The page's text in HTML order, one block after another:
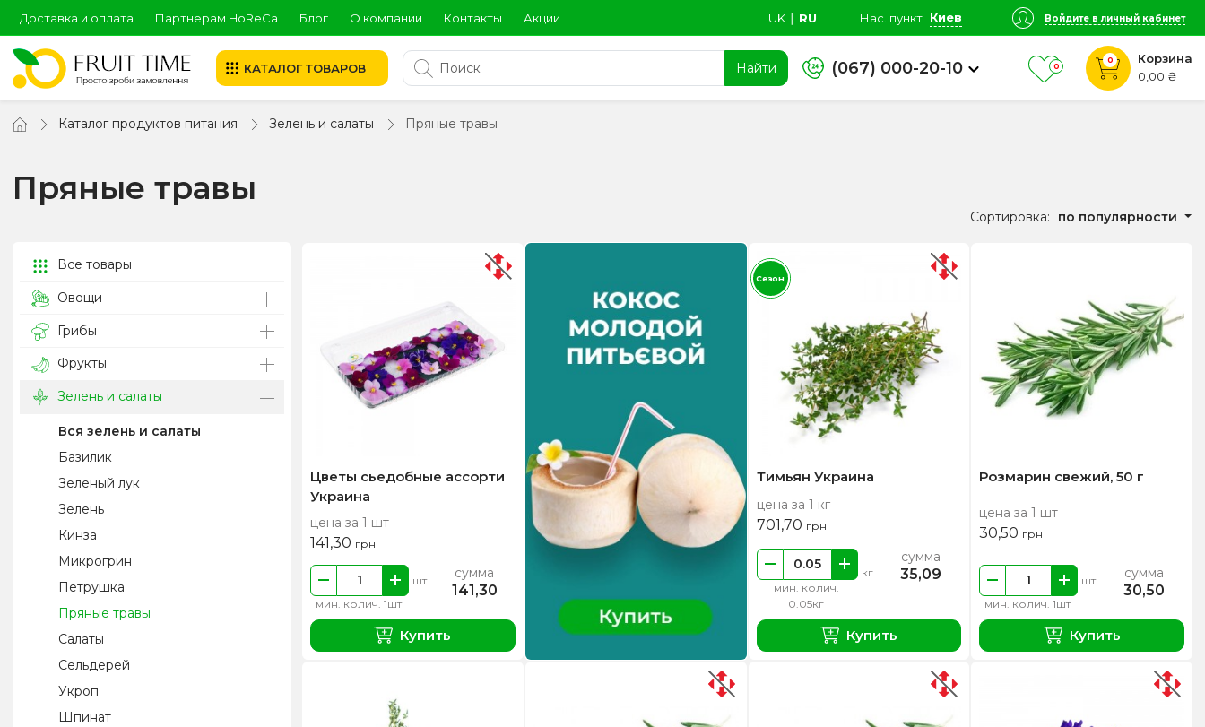
Доставка и оплата Партнерам HoReCa Блог О компании Контакты Акции UK ∣ RU Нас. пункт Киев Войдите в личный кабинет
КАТАЛОГ ТОВАРОВ Найти (067) 000-20-10 0
0
Корзина
0,00 ₴
Каталог продуктов питания Зелень и салаты Пряные травы
Пряные травы
Сортировка: по популярности
Все товары
Овощи
Грибы
Фрукты
Зелень и салаты
Вся зелень и салаты
Базилик
Зеленый лук
Зелень
Кинза
Микрогрин
Петрушка
Пряные травы
Салаты
Сельдерей
Укроп
Шпинат
Цветы сьедобные ассорти
Украина
цена за 1 шт
141,30 грн
мин. колич. 1шт
шт сумма
141,30
Купить
Тимьян Украина
цена за 1 кг
701,70 грн
мин. колич.
0.05кг
кг
сумма
35,09
Купить
Сезон
Розмарин свежий, 50 г
цена за 1 шт
30,50 грн
мин. колич. 1шт
шт сумма
30,50
Купить